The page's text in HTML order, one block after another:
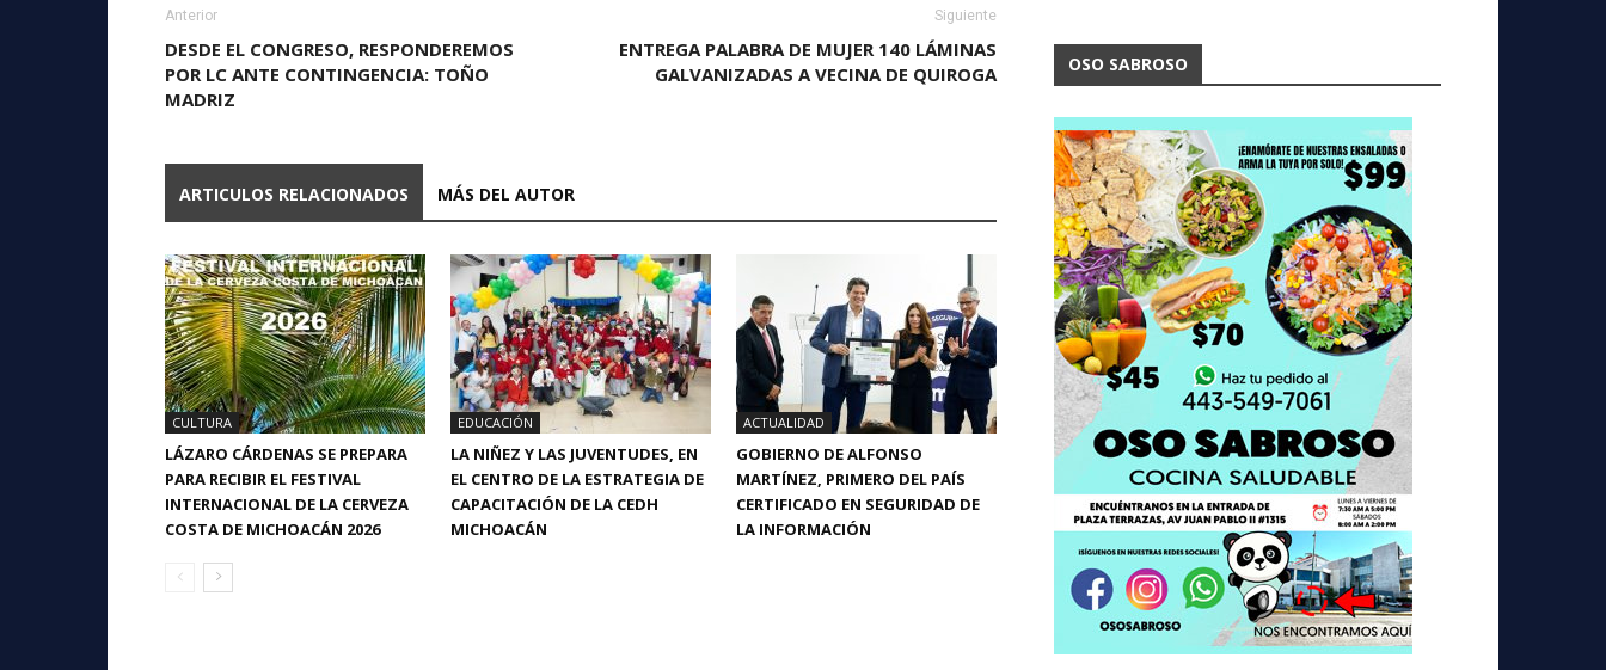
Anterior
DESDE EL CONGRESO, RESPONDEREMOS
POR LC ANTE CONTINGENCIA: TOÑO
MADRIZ
Siguiente
ENTREGA PALABRA DE MUJER 140 LÁMINAS
GALVANIZADAS A VECINA DE QUIROGA
ARTICULOS RELACIONADOS MÁS DEL AUTOR
CULTURA
LÁZARO CÁRDENAS SE PREPARA
PARA RECIBIR EL FESTIVAL
INTERNACIONAL DE LA CERVEZA
COSTA DE MICHOACÁN 2026
EDUCACIÓN
LA NIÑEZ Y LAS JUVENTUDES, EN
EL CENTRO DE LA ESTRATEGIA DE
CAPACITACIÓN DE LA CEDH
MICHOACÁN
ACTUALIDAD
GOBIERNO DE ALFONSO
MARTÍNEZ, PRIMERO DEL PAÍS
CERTIFICADO EN SEGURIDAD DE
LA INFORMACIÓN
OSO SABROSO